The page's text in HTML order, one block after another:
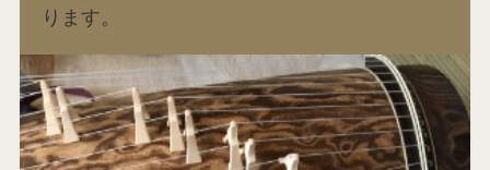
ります。